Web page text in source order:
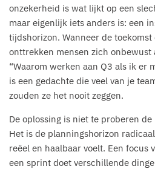
onzekerheid is wat lijkt op een
maar eigenlijk iets anders is: een
tijdshorizon. Wanneer de
onttrekken mensen zich onbewust
“Waarom werken aan Q3 als ik er
is een gedachte die veel van je
zouden ze het nooit zeggen.
De oplossing is niet te proberen
Het is de planningshorizon
reëel en haalbaar voelt. Een focus
een sprint doet verschillende